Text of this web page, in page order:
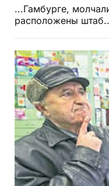
...Гамбурге,
расположены